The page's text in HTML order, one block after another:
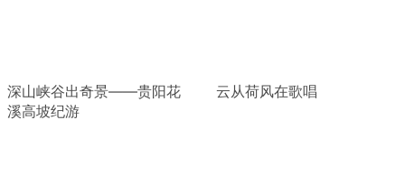
深山峡谷出奇景——贵阳花
溪高坡纪游
云从荷风在歌唱